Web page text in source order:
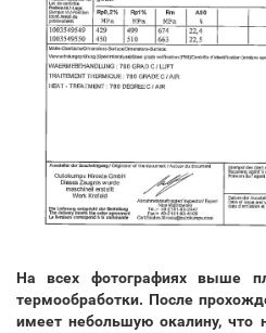
На всех фотографиях выше
термообработки. После
имеет небольшую окалину, что